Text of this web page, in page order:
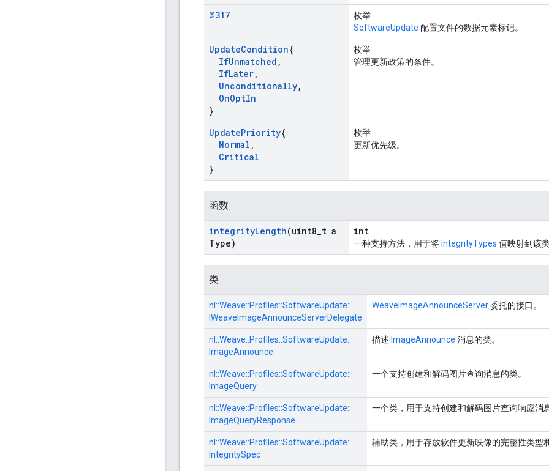
@317
枚举
SoftwareUpdate 配置文件的数据元素标记。
UpdateCondition{
IfUnmatched ,
IfLater,
Unconditionally,
OnOptIn
}
枚举
管理更新政策的条件。
UpdatePriority{
Normal ,
Critical
}
枚举
更新优先级。
函数
integrityLength(uint8 t a
Type)
int
一种支持方法，用于将 IntegrityTypes 值映射到该
类
nl::Weave::Profiles::SoftwareUpdate::
IWeaveImageAnnounceServerDelegate
WeaveImageAnnounceServer委托的接口。
nl::Weave::Profiles::SoftwareUpdate::
ImageAnnounce
描述 ImageAnnounce 消息的类。
nl::Weave::Profiles::SoftwareUpdate::
ImageQuery
一个支持创建和解码图片查询消息的类。
nl::Weave::Profiles::SoftwareUpdate::
ImageQueryResponse
一个类，用于支持创建和解码图片查询响应消息
nl::Weave::Profiles::SoftwareUpdate::
IntegritySpec
辅助类，用于存放软件更新映像的完整性类型